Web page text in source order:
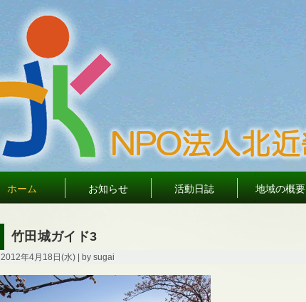
ホーム お知らせ 活動日誌 地域の概要
竹田城ガイド3
2012年4月18日(水) | by sugai